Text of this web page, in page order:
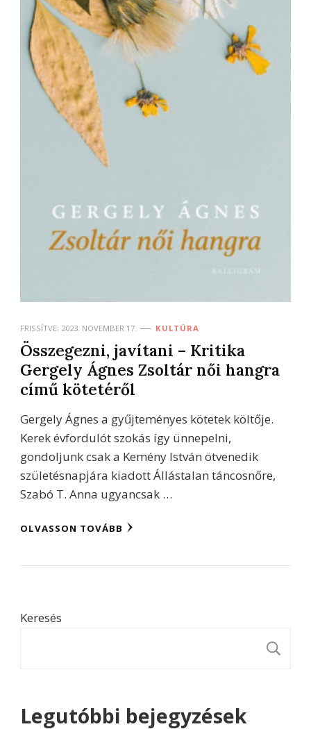
FRISSÍTVE: 2023. NOVEMBER 17. KULTÚRA
Összegezni, javítani – Kritika
Gergely Ágnes Zsoltár női hangra
című kötetéről
Gergely Ágnes a gyűjteményes kötetek költője.
Kerek évfordulót szokás így ünnepelni,
gondoljunk csak a Kemény István ötvenedik
születésnapjára kiadott Állástalan táncosnőre,
Szabó T. Anna ugyancsak …
OLVASSON TOVÁBB
Keresés
Legutóbbi bejegyzések